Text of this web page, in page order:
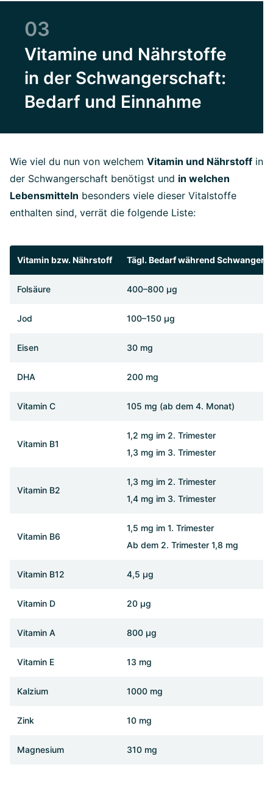
03
Vitamine und Nährstoffe
in der Schwangerschaft:
Bedarf und Einnahme
Wie viel du nun von welchem Vitamin und Nährstoff in
der Schwangerschaft benötigst und in welchen
Lebensmitteln besonders viele dieser Vitalstoffe
enthalten sind, verrät die folgende Liste:
Vitamin bzw. Nährstoff Tägl. Bedarf während
Folsäure 400–800 µg
Jod 100–150 µg
Eisen 30 mg
DHA 200 mg
Vitamin C 105 mg (ab dem 4. Monat)
Vitamin B1
1,2 mg im 2. Trimester
1,3 mg im 3. Trimester
Vitamin B2
1,3 mg im 2. Trimester
1,4 mg im 3. Trimester
Vitamin B6
1,5 mg im 1. Trimester
Ab dem 2. Trimester 1,8 mg
Vitamin B12 4,5 µg
Vitamin D 20 µg
Vitamin A 800 µg
Vitamin E 13 mg
Kalzium 1000 mg
Zink 10 mg
Magnesium 310 mg